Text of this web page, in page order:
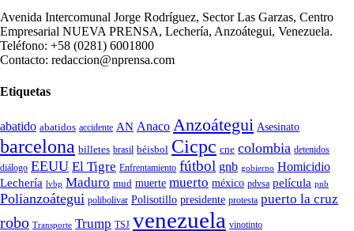
Avenida Intercomunal Jorge Rodríguez, Sector Las Garzas, Centro
Empresarial NUEVA PRENSA, Lechería, Anzoátegui, Venezuela.
Teléfono: +58 (0281) 6001800
Contacto: redaccion@nprensa.com
Etiquetas
abatido abatidos accidente AN Anaco Anzoátegui Asesinato
barcelona billetes brasil béisbol Cicpc cne colombia detenidos
diálogo EEUU El Tigre Enfrentamiento fútbol gnb gobierno Homicidio
Lechería lvbp Maduro mud muerte muerto méxico pdvsa película pnb
Polianzoátegui polibolivar Polisotillo presidente protesta puerto la cruz
robo Transporte Trump TSJ venezuela vinotinto